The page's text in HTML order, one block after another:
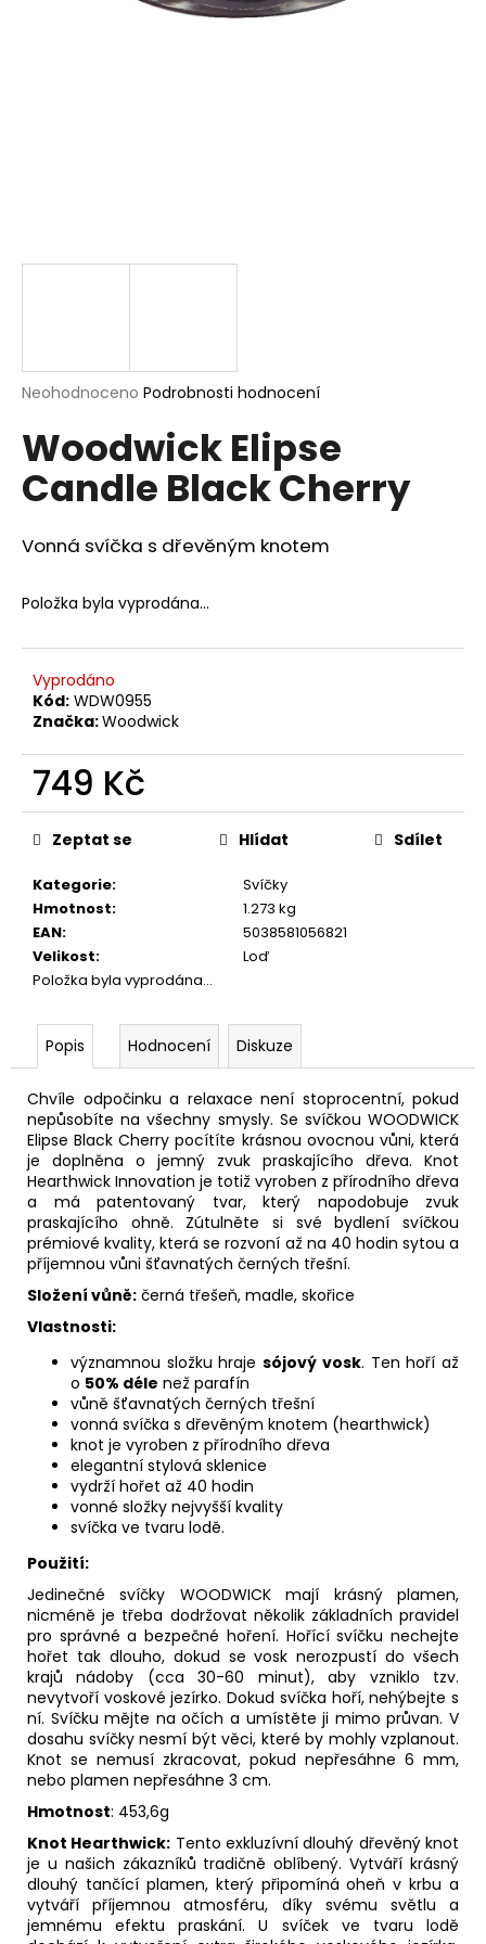
Průměrné
produktu
je
0,0
z
hvězdiček.
Neohodnoceno Podrobnosti hodnocení
Woodwick Elipse
Candle Black Cherry
Vonná svíčka s dřevěným knotem
Položka byla vyprodána…
Vyprodáno
Kód: WDW0955
Značka:Woodwick
749 Kč
Měrná
cena:
Kategorie:
Svíčky
Hmotnost:
1.273 kg
EAN:
5038581056821
Velikost:
Loď
Položka byla vyprodána…
Zeptat se Hlídat Sdílet
Popis Hodnocení Diskuze
Chvíle odpočinku a relaxace není stoprocentní, pokud
nepůsobíte na všechny smysly. Se svíčkou WOODWICK
Elipse Black Cherry pocítíte krásnou ovocnou vůni, která
je doplněna o jemný zvuk praskajícího dřeva. Knot
Hearthwick Innovation je totiž vyroben z přírodního dřeva
a má patentovaný tvar, který napodobuje zvuk
praskajícího ohně. Zútulněte si své bydlení svíčkou
prémiové kvality, která se rozvoní až na 40 hodin sytou a
příjemnou vůni šťavnatých černých třešní.
Složení vůně: černá třešeň, madle, skořice
Vlastnosti:
významnou složku hrajesójový vosk. Ten hoří až
o 50% déle než parafín
vůně šťavnatých černých třešní
vonná svíčka s dřevěným knotem (hearthwick)
knot je vyroben z přírodního dřeva
elegantní stylová sklenice
vydrží hořet až 40 hodin
vonné složky nejvyšší kvality
svíčka ve tvaru lodě.
Použití:
Jedinečné svíčky WOODWICK mají krásný plamen,
nicméně je třeba dodržovat několik základních pravidel
pro správné a bezpečné hoření. Hořící svíčku nechejte
hořet tak dlouho, dokud se vosk nerozpustí do všech
krajů nádoby (cca 30-60 minut), aby vzniklo tzv.
nevytvoří voskové jezírko. Dokud svíčka hoří, nehýbejte s
ní. Svíčku mějte na očích a umístěte ji mimo průvan. V
dosahu svíčky nesmí být věci, které by mohly vzplanout.
Knot se nemusí zkracovat, pokud nepřesáhne 6 mm,
nebo plamen nepřesáhne 3 cm.
Hmotnost: 453,6g
Knot Hearthwick: Tento exkluzívní dlouhý dřevěný knot
je u našich zákazníků tradičně oblíbený. Vytváří krásný
dlouhý tančící plamen, který připomíná oheň v krbu a
vytváří příjemnou atmosféru, díky svému světlu a
jemnému efektu praskání. U svíček ve tvaru lodě
o
p
r
u
č
j
e
e
NENESS
ROMANTIC
WOMAN
Kč
Původně:
129
Kč